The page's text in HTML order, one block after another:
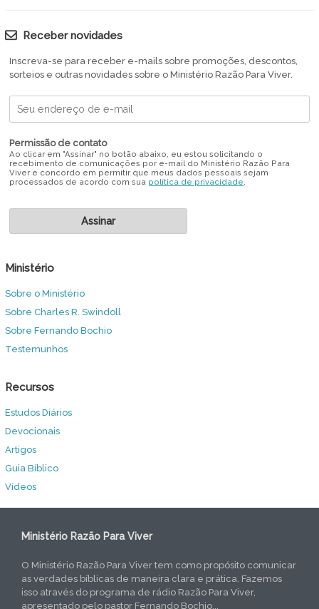
Receber novidades
Inscreva-se para receber e-mails sobre promoções, descontos,
sorteios e outras novidades sobre o Ministério Razão Para Viver.
Permissão de contato
Ao clicar em "Assinar" no botão abaixo, eu estou solicitando o
recebimento de comunicações por e-mail do Ministério Razão Para
Viver e concordo em permitir que meus dados pessoais sejam
processados de acordo com sua política de privacidade.
Ministério
Sobre o Ministério
Sobre Charles R. Swindoll
Sobre Fernando Bochio
Testemunhos
Recursos
Estudos Diários
Devocionais
Artigos
Guia Bíblico
Vídeos
Ministério Razão Para Viver
O Ministério Razão Para Viver tem como propósito comunicar
as verdades bíblicas de maneira clara e prática. Fazemos
isso através do programa de rádio Razão Para Viver,
apresentado pelo pastor Fernando Bochio...